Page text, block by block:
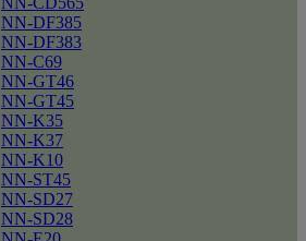
NN-DF385
NN-DF383
NN-C69
NN-GT46
NN-GT45
NN-K35
NN-K37
NN-K10
NN-ST45
NN-SD27
NN-SD28